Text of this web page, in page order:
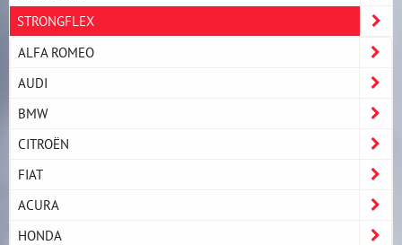
STRONGFLEX
ALFA ROMEO
AUDI
BMW
CITROËN
FIAT
ACURA
HONDA